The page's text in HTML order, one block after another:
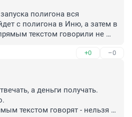
полигона вся
с полигона в Иню, а затем в
текстом говорили не
+0 –0
а деньги получать.
текстом говорят - нельзя в